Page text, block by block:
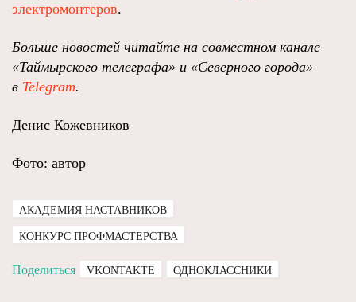
электромонтеров.
Больше новостей читайте на совместном канале
«Таймырского телеграфа» и «Северного города»
в Telegram.
Денис Кожевников
Фото: автор
АКАДЕМИЯ НАСТАВНИКОВ
КОНКУРС ПРОФМАСТЕРСТВА
Поделиться VKONTAKTE ОДНОКЛАССНИКИ